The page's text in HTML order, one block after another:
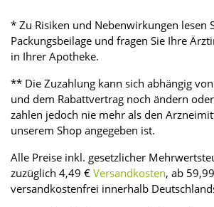
* Zu Risiken und Nebenwirkungen lesen
Packungsbeilage und fragen Sie Ihre
in Ihrer Apotheke.
** Die Zuzahlung kann sich abhängig
und dem Rabattvertrag noch ändern
zahlen jedoch nie mehr als den
unserem Shop angegeben ist.
Alle Preise inkl. gesetzlicher
zuzüglich 4,49 € Versandkosten, ab
versandkostenfrei innerhalb